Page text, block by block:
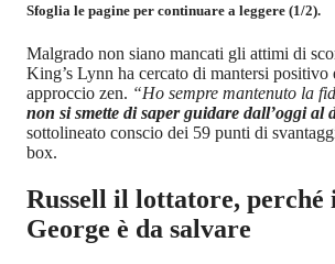
Sfoglia le pagine per continuare a leggere (1/2).
Malgrado non siano mancati gli attimi di
King’s Lynn ha cercato di mantersi positivo
approccio zen. “Ho sempre mantenuto la
non si smette di saper guidare dall’oggi al
sottolineato conscio dei 59 punti di
box.
Russell il lottatore, perché
George è da salvare